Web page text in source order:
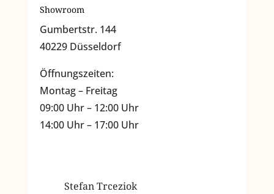
Showroom
Gumbertstr. 144
40229 Düsseldorf
Öffnungszeiten:
Montag – Freitag
09:00 Uhr – 12:00 Uhr
14:00 Uhr – 17:00 Uhr
Stefan Trceziok